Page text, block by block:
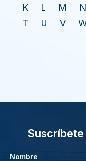
K
L M N
T
U V
Nombre